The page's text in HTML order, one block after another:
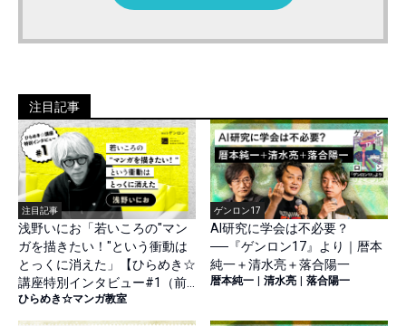
注目記事
注目記事
浅野いにお「若いころの"マン
ガを描きたい！"という衝動は
とっくに消えた」【ひらめき☆
講座特別インタビュー#1（前
篇）】
ひらめき☆マンガ教室
ゲンロン17
AI研究に学会は不必要？
──『ゲンロン17』より｜暦本
純一＋清水亮＋落合陽一
暦本純一 清水亮 落合陽一